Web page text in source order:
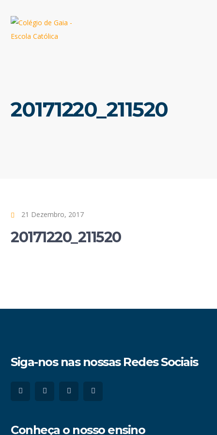
20171220_211520
21 Dezembro, 2017
20171220_211520
Siga-nos nas nossas Redes Sociais
Conheça o nosso ensino